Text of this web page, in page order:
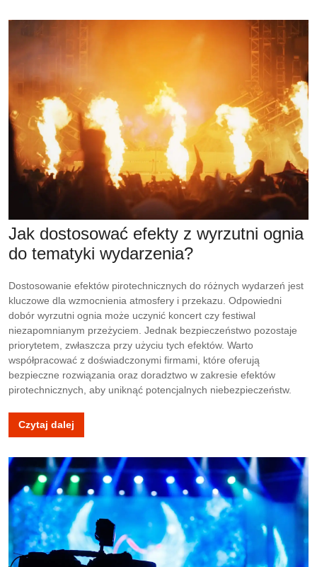
Jak dostosować efekty z wyrzutni ognia
do tematyki wydarzenia?
Dostosowanie efektów pirotechnicznych do różnych wydarzeń jest
kluczowe dla wzmocnienia atmosfery i przekazu. Odpowiedni
dobór wyrzutni ognia może uczynić koncert czy festiwal
niezapomnianym przeżyciem. Jednak bezpieczeństwo pozostaje
priorytetem, zwłaszcza przy użyciu tych efektów. Warto
współpracować z doświadczonymi firmami, które oferują
bezpieczne rozwiązania oraz doradztwo w zakresie efektów
pirotechnicznych, aby uniknąć potencjalnych niebezpieczeństw.
Czytaj dalej